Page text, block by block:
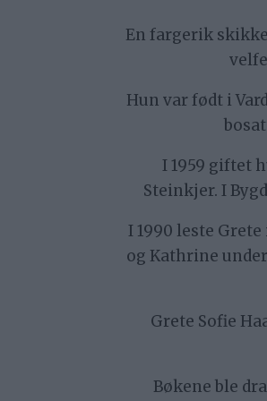
En fargerik
Hun var født i
I 1959 giftet
Steinkjer. I
I 1990 leste
og Kathrine
Grete Sofie
Bøkene ble